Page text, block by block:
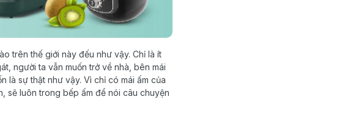
trên thế giới này đếu như vậy. Chỉ là ít
người ta vẫn muốn trở về nhà, bên mái
là sự thật như vậy. Vì chỉ có mái ấm của
sẽ luôn trong bếp ấm để nói câu chuyện